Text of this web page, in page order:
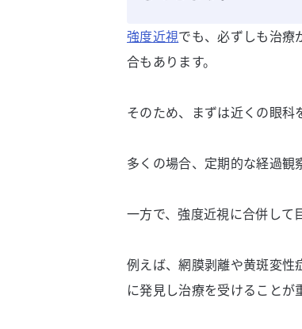
強度近視でも、必ずしも治療
合もあります。
そのため、まずは近くの眼科
多くの場合、定期的な経過観
一方で、強度近視に合併して
例えば、網膜剥離や黄斑変性
に発見し治療を受けることが